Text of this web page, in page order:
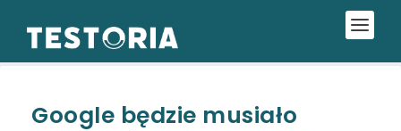
Google będzie musiało